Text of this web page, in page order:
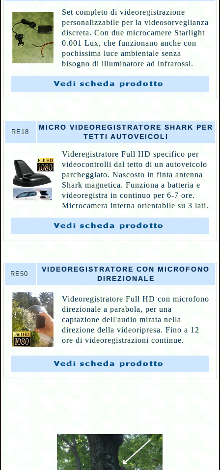
Set completo di videoregistrazione
personalizzabile per la videosorveglianza
discreta. Con due microcamere Starlight
0.001 Lux, che funzionano anche con
pochissima luce ambientale senza
bisogno di illuminatore ad infrarossi.
RE18
MICRO VIDEOREGISTRATORE SHARK PER
TETTI AUTOVEICOLI
Videregistratore Full HD specifico per
videocontrolli dal tetto di un autoveicolo
parcheggiato. Nascosto in finta antenna
Shark magnetica. Funziona a batteria e
videoregistra in continuo per 6-7 ore.
Microcamera interna orientabile su 3 lati.
RE50
VIDEOREGISTRATORE CON MICROFONO
DIREZIONALE
Videoregistratore Full HD con microfono
direzionale a parabola, per una
captazione dell'audio mirata nella
direzione della videoripresa. Fino a 12
ore di videoregistrazioni continue.